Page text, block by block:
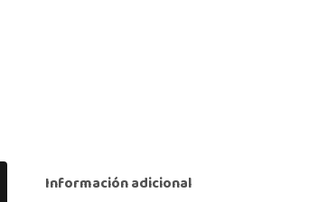
Información adicional